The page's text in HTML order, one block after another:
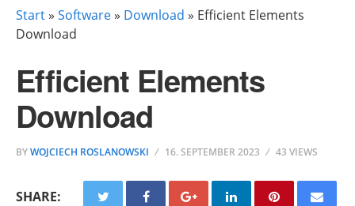
Start» Software» Download » Efficient Elements
Download
Efficient Elements
Download
BYWOJCIECH ROSLANOWSKI 16. SEPTEMBER 2023 43 VIEWS
SHARE: